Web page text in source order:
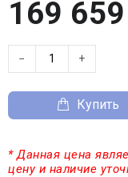
169 659
− +
Купить
* Данная цена
цену и наличие